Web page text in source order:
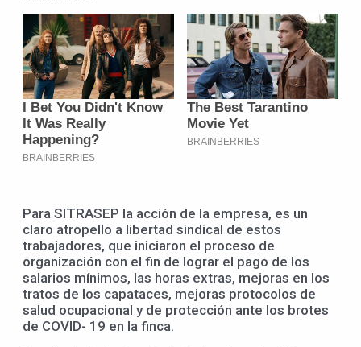
Para SITRASEP la acción de la empresa, es un
claro atropello a libertad sindical de estos
trabajadores, que iniciaron el proceso de
organización con el fin de lograr el pago de los
salarios mínimos, las horas extras, mejoras en los
tratos de los capataces, mejoras protocolos de
salud ocupacional y de protección ante los brotes
de COVID- 19 en la finca.